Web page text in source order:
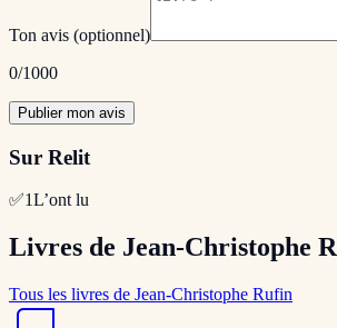
Ton avis (optionnel)
0/1000
Publier mon avis
Sur Relit
✅1L’ont lu
Livres de Jean-Christophe
Tous les livres de Jean-Christophe Rufin